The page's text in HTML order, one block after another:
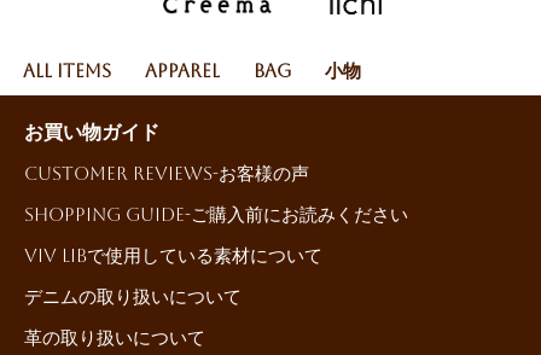
All Items Apparel Bag 小物
お買い物ガイド
Customer reviews-お客様の声
Shopping Guide-ご購入前にお読みください
ViV LiBで使用している素材について
デニムの取り扱いについて
革の取り扱いについて